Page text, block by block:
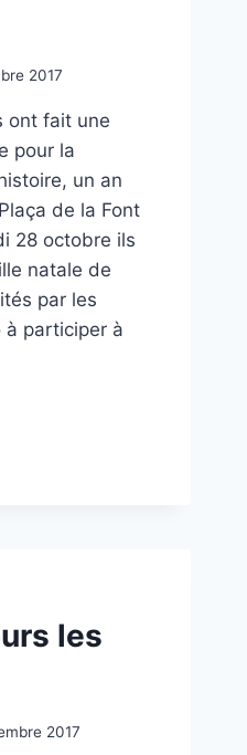
2017
ont fait une
pour la
un an
de la Font
28 octobre ils
natale de
par les
à participer à
les
2017